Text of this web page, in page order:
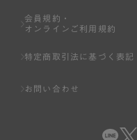
会員規約・
オンラインご利用規約
特定商取引法に基づく表記
お問い合わせ